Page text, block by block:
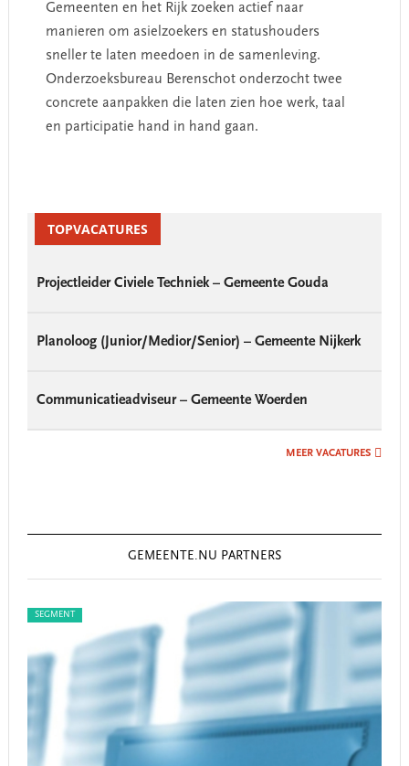
Gemeenten en het Rijk zoeken actief naar
manieren om asielzoekers en statushouders
sneller te laten meedoen in de samenleving.
Onderzoeksbureau Berenschot onderzocht twee
concrete aanpakken die laten zien hoe werk, taal
en participatie hand in hand gaan.
SidebarTOPVACATURES
Projectleider Civiele Techniek – Gemeente Gouda
Planoloog (Junior/Medior/Senior) – Gemeente Nijkerk
Communicatieadviseur – Gemeente Woerden
MEER VACATURES
GEMEENTE.NU PARTNERS
SEGMENT